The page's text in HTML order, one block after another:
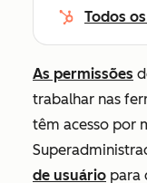
Todos
As permissões
trabalhar nas
têm acesso por
de usuário para